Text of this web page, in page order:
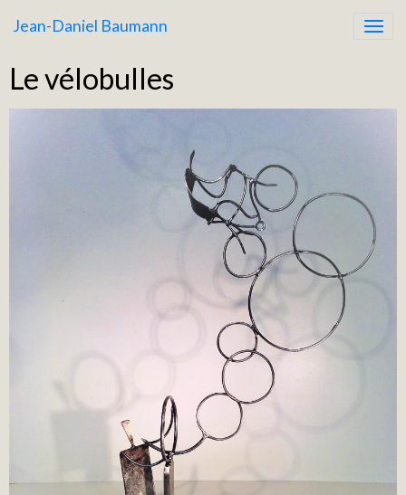
Jean-Daniel Baumann
Le vélobulles